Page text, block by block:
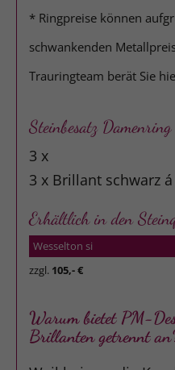
* Ringpreise können
schwankenden
Trauringteam berät Sie
Steinbesatz Damenring
3 x
3 x Brillant schwarz
Erhältlich in den
Wesselton si
zzgl. 105,- €
Warum bietet PM-
Brillanten getrennt